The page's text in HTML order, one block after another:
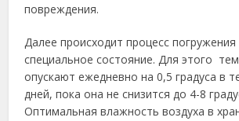
повреждения.
Далее происходит процесс
специальное состояние. Для этого
опускают ежедневно на 0,5 градуса в
дней, пока она не снизится до 4-8
Оптимальная влажность воздуха в